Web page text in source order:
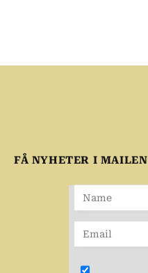
FÅ NYHETER I MAILEN